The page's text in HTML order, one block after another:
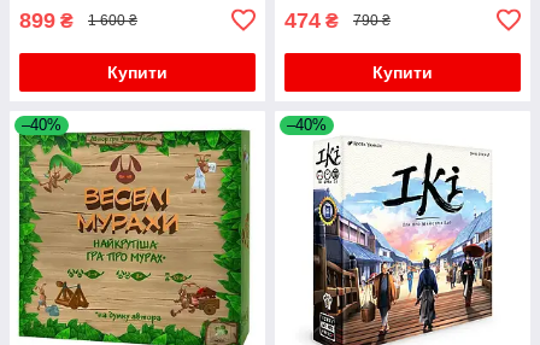
899 ₴ 1 600 ₴
Купити
474 ₴ 790 ₴
Купити
–40% –40%